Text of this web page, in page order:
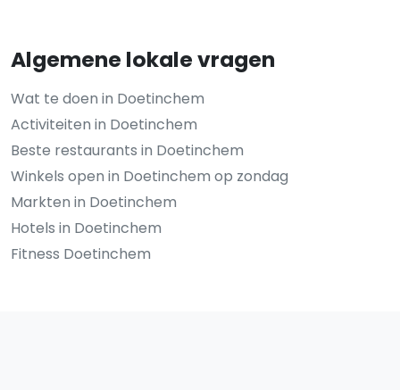
Algemene lokale vragen
Wat te doen in Doetinchem
Activiteiten in Doetinchem
Beste restaurants in Doetinchem
Winkels open in Doetinchem op zondag
Markten in Doetinchem
Hotels in Doetinchem
Fitness Doetinchem